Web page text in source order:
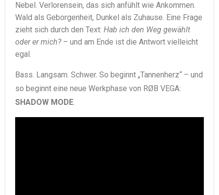
Nebel. Verlorensein, das sich anfühlt wie Ankommen.
Wald als Geborgenheit, Dunkel als Zuhause. Eine Frage
zieht sich durch den Text: Hab ich den Weg gewählt
oder er mich?– und am Ende ist die Antwort vielleicht
egal.
Bass. Langsam. Schwer. So beginnt „Tannenherz“ – und
so beginnt eine neue Werkphase von RØB VEGA:
SHADOW MODE.